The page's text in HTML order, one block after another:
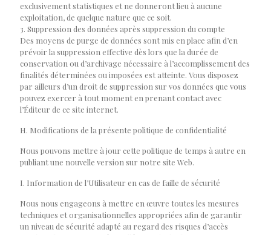
exclusivement statistiques et ne donneront lieu à aucune
exploitation, de quelque nature que ce soit.
3. Suppression des données après suppression du compte
Des moyens de purge de données sont mis en place afin d’en
prévoir la suppression effective dès lors que la durée de
conservation ou d’archivage nécessaire à l’accomplissement des
finalités déterminées ou imposées est atteinte. Vous disposez
par ailleurs d’un droit de suppression sur vos données que vous
pouvez exercer à tout moment en prenant contact avec
l’Éditeur de ce site internet.
H. Modifications de la présente politique de confidentialité
Nous pouvons mettre à jour cette politique de temps à autre en
publiant une nouvelle version sur notre site Web.
I. Information de l’Utilisateur en cas de faille de sécurité
Nous nous engageons à mettre en œuvre toutes les mesures
techniques et organisationnelles appropriées afin de garantir
un niveau de sécurité adapté au regard des risques d’accès